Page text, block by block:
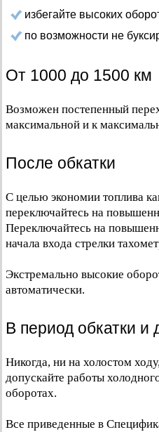
избегайте высоких
по возможности не
От 1000 до 1500 км
Возможен постепенный
максимальной и к
После обкатки
С целью экономии топлива
переключайтесь на
Переключайтесь на
начала входа стрелки
Экстремально высокие
автоматически.
В период обкатки и
Никогда, ни на холостом
допускайте работы
оборотах.
Все приведенные в